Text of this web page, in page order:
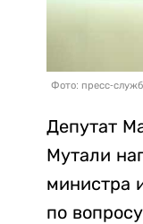
Фото: пресс-
Депутат
Мутали
министра
по